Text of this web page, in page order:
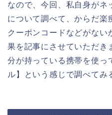
なので、今回、私自身がネ
について調べて、からだ楽
クーポンコードなどがない
果を記事にさせていただき
分が持っている携帯を使っ
ル】という感じで調べてみ